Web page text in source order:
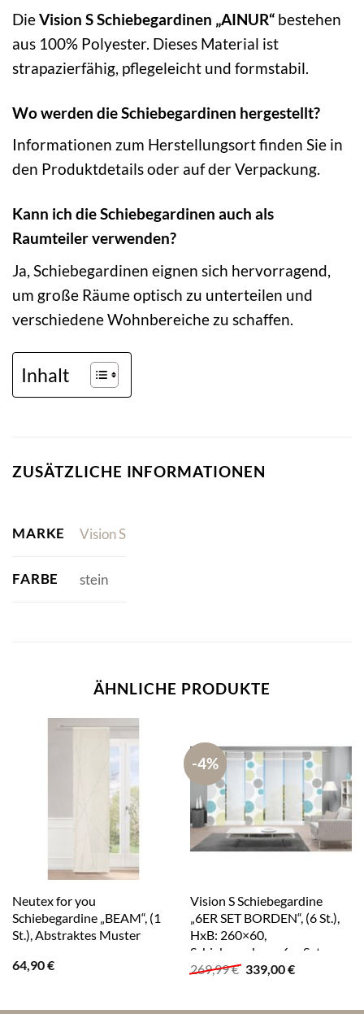
DieVision S Schiebegardinen „AINUR“ bestehen
aus 100% Polyester. Dieses Material ist
strapazierfähig, pflegeleicht und formstabil.
Wo werden die Schiebegardinen hergestellt?
Informationen zum Herstellungsort finden Sie in
den Produktdetails oder auf der Verpackung.
Kann ich die Schiebegardinen auch als
Raumteiler verwenden?
Ja, Schiebegardinen eignen sich hervorragend,
um große Räume optisch zu unterteilen und
verschiedene Wohnbereiche zu schaffen.
Inhalt
ZUSÄTZLICHE INFORMATIONEN
MARKE Vision S
FARBE stein
ÄHNLICHE PRODUKTE
Neutex for you
Schiebegardine „BEAM“, (1
St.), Abstraktes Muster
64,90€
-4%
Vision S Schiebegardine
„6ER SET BORDEN“, (6 St.),
HxB: 260×60,
Schiebevorhang 6er Set
Digitaldruck
269,99€ Ursprünglicher
Preis
269,99 €
339,00€Aktueller
339,00 €.